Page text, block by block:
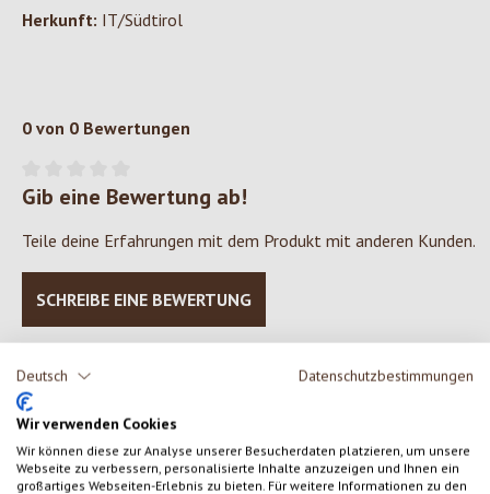
Deutsch Datenschutzbestimmungen
Wir verwenden Cookies
Wir können diese zur Analyse unserer Besucherdaten platzieren, um unsere
Webseite zu verbessern, personalisierte Inhalte anzuzeigen und Ihnen ein
großartiges Webseiten-Erlebnis zu bieten. Für weitere Informationen zu den
Herkunft: IT/Südtirol
0 von 0 Bewertungen
Durchschnittliche Bewertung von 0 von 5 Sternen
Gib eine Bewertung ab!
Teile deine Erfahrungen mit dem Produkt mit anderen Kunden.
SCHREIBE EINE BEWERTUNG
Keine Bewertungen gefunden. Gehe voran und teile
deine Erkenntnisse mit anderen.